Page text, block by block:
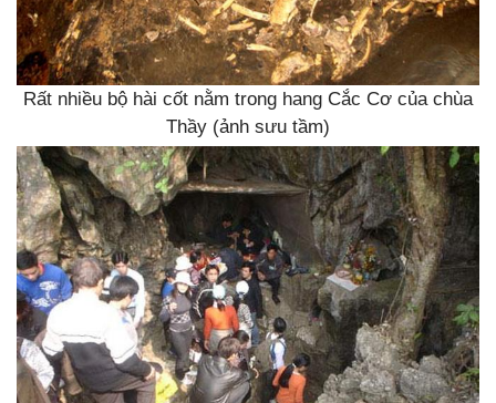
Rất nhiều bộ hài cốt nằm trong hang Cắc Cơ của chùa
Thầy (ảnh sưu tầm)